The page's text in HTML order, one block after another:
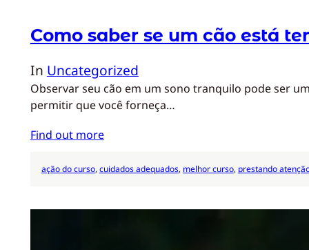
Como saber se um cão está
In Uncategorized
Observar seu cão em um sono tranquilo pode ser
permitir que você forneça…
Find out more
ação do curso, cuidados adequados, melhor curso, prestando